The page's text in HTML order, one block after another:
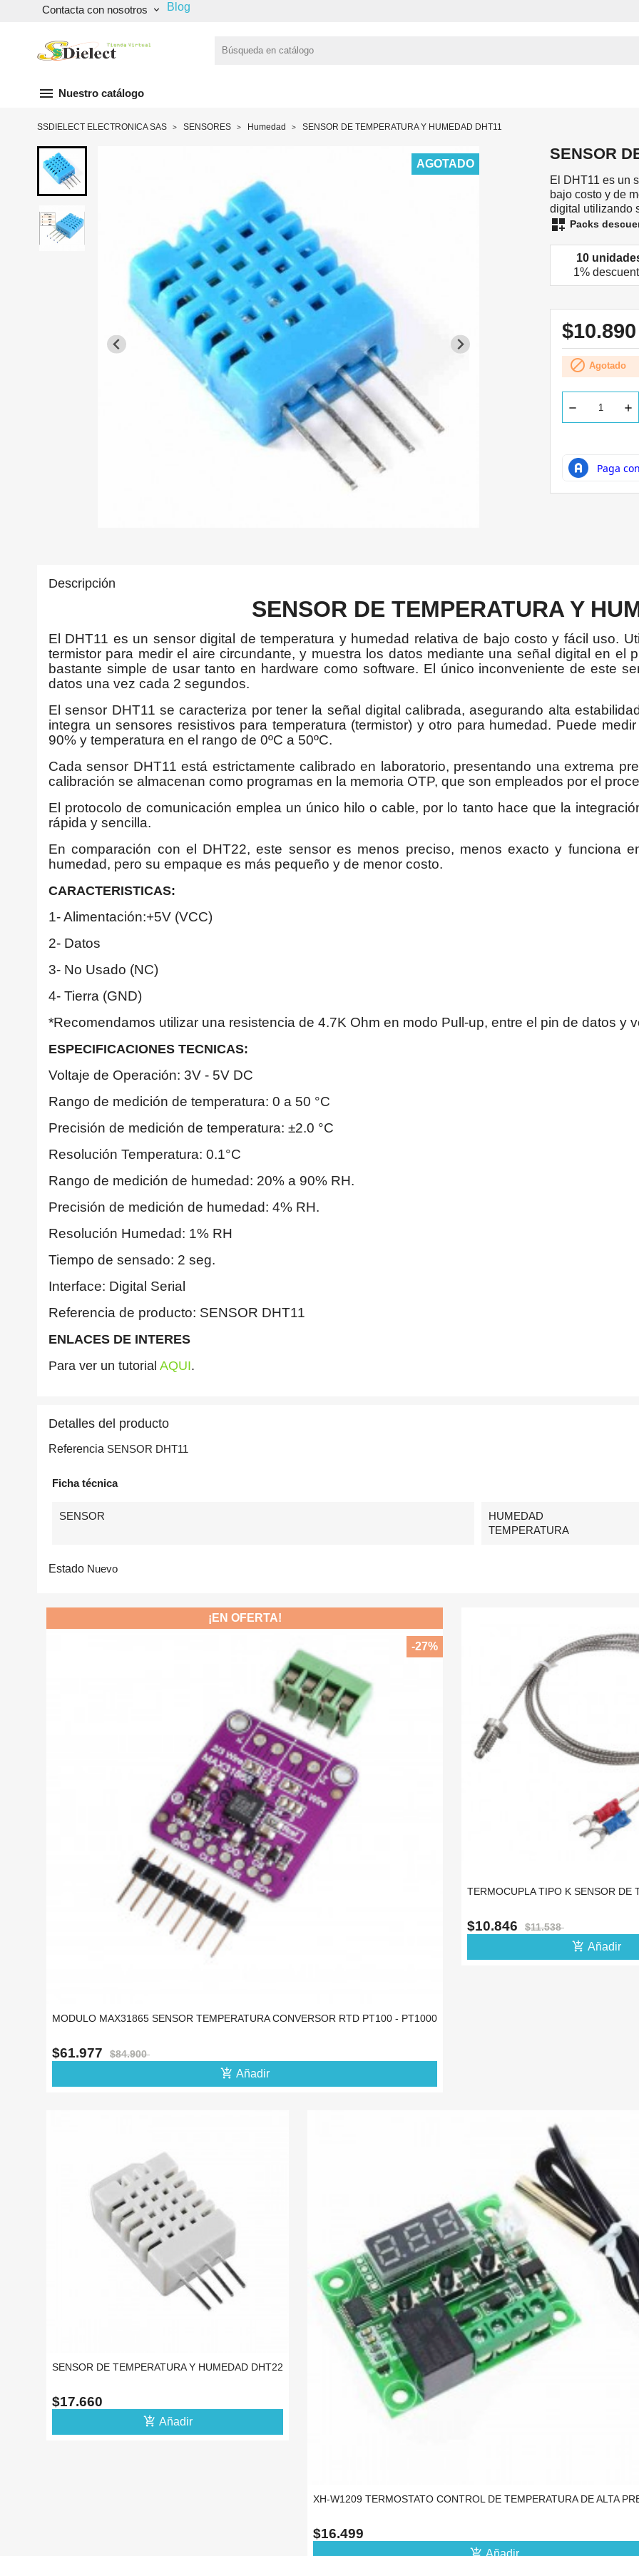
Contacta con nosotros keyboard_arrow_down Blog
menu Nuestro catálogo
SSDIELECT ELECTRONICA SAS SENSORES Humedad SENSOR DE TEMPERATURA Y HUMEDAD DHT11
AGOTADO
SENSOR
El DHT11 es un
bajo costo y de
digital utilizando
dashboard_customize Packs
10
1%
 Agotado
Descripción
SENSOR DE TEMPERATURA Y
El DHT11 es un sensor digital de temperatura y humedad relativa de bajo costo y fácil uso.
termistor para medir el aire circundante, y muestra los datos mediante una señal digital en el
bastante simple de usar tanto en hardware como software. El único inconveniente de este
datos una vez cada 2 segundos.
El sensor DHT11 se caracteriza por tener la señal digital calibrada, asegurando alta
integra un sensores resistivos para temperatura (termistor) y otro para humedad. Puede
90% y temperatura en el rango de 0ºC a 50ºC.
Cada sensor DHT11 está estrictamente calibrado en laboratorio, presentando una extrema
calibración se almacenan como programas en la memoria OTP, que son empleados por el
El protocolo de comunicación emplea un único hilo o cable, por lo tanto hace que la
rápida y sencilla.
En comparación con el DHT22, este sensor es menos preciso, menos exacto y funciona
humedad, pero su empaque es más pequeño y de menor costo.
CARACTERISTICAS:
1- Alimentación:+5V (VCC)
2- Datos
3- No Usado (NC)
4- Tierra (GND)
*Recomendamos utilizar una resistencia de 4.7K Ohm en modo Pull-up, entre el pin de datos y
ESPECIFICACIONES TECNICAS:
Voltaje de Operación: 3V - 5V DC
Rango de medición de temperatura: 0 a 50 °C
Precisión de medición de temperatura: ±2.0 °C
Resolución Temperatura: 0.1°C
Rango de medición de humedad: 20% a 90% RH.
Precisión de medición de humedad: 4% RH.
Resolución Humedad: 1% RH
Tiempo de sensado: 2 seg.
Interface: Digital Serial
Referencia de producto: SENSOR DHT11
ENLACES DE INTERES
Para ver un tutorial AQUI.
Detalles del producto
Referencia SENSOR DHT11
Ficha técnica
SENSOR
HUMEDAD
TEMPERATURA
Estado Nuevo
MODULO MAX31865 SENSOR TEMPERATURA CONVERSOR RTD PT100 - PT1000
$61.977 $84.900
add_shopping_cart Añadir
¡EN OFERTA!
-27%
TERMOCUPLA TIPO K SENSOR DE
$10.846 $11.538
add_shopping_cart Añadir
SENSOR DE TEMPERATURA Y HUMEDAD DHT22
$17.660
add_shopping_cart Añadir
XH-W1209 TERMOSTATO CONTROL DE TEMPERATURA DE ALTA
$16.499
add_shopping_cart